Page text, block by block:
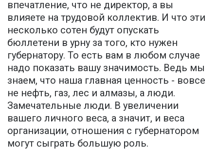
впечатление, что не директор, а вы
влияете на трудовой коллектив. И что эти
несколько сотен будут опускать
бюллетени в урну за того, кто нужен
губернатору. То есть вам в любом случае
надо показать вашу значимость. Ведь мы
знаем, что наша главная ценность - вовсе
не нефть, газ, лес и алмазы, а люди.
Замечательные люди. В увеличении
вашего личного веса, а значит, и веса
организации, отношения с губернатором
могут сыграть большую роль.